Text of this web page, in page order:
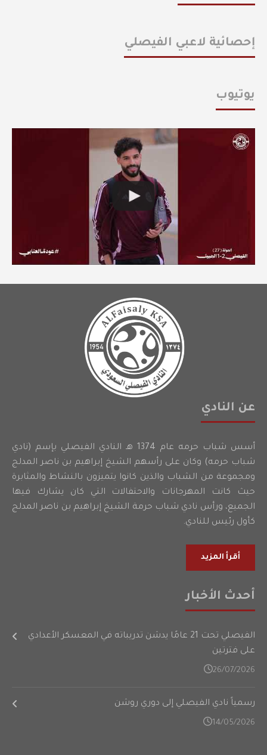
إحصائية لاعبي الفيصلي
يوتيوب
عن النادي
أسس شباب حرمه عام 1374 هـ النادي الفيصلي بإسم (نادي
شباب حرمه) وكان على رأسهم الشيخ إبراهيم بن ناصر المدلج
ومجموعة من الشباب والذين كانوا يتميزون بالنشاط والمثابرة
حيث كانت المهرجانات والاحتفالات التي كان يشارك فيها
الجميع، ورأس نادي شباب حرمة الشيخ إبراهيم بن ناصر المدلج
كأول رئيس للنادي.
أقرأ المزيد
أحدث الأخبار
الفيصلي تحت 21 عامًا يدشن تدريباته في المعسكر الأعدادي
على فترتين
26/07/2026
رسمياً نادي الفيصلي إلى دوري روشن
14/05/2026